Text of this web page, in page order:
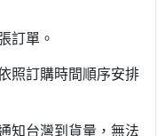
訂單。
照訂購時間順序安排
知台灣到貨量，無法